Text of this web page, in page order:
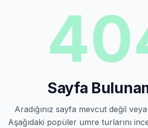
Sayfa
Aradığınız sayfa mevcut değil veya
Aşağıdaki popüler umre turlarını